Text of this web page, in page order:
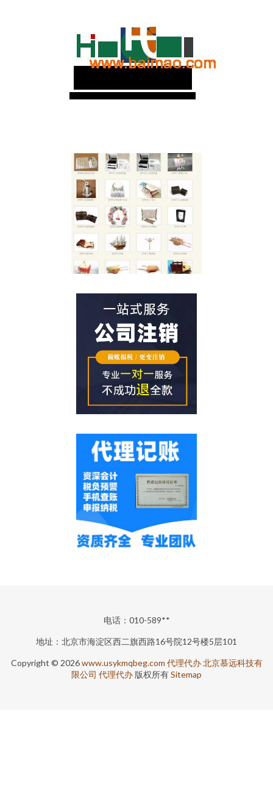
电话：010-589**
地址：北京市海淀区西二旗西路16号院12号楼5层101
Copyright © 2026www.usykmqbeg.com 代理代办 北京慕远科技有
限公司 代理代办 版权所有Sitemap